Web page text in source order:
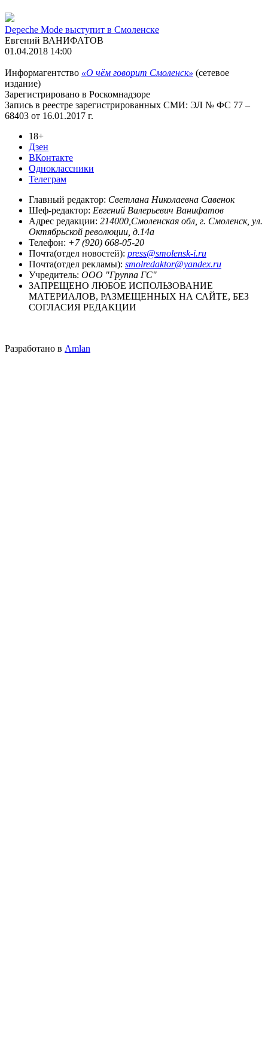
Depeche Mode выступит в Смоленске
Евгений ВАНИФАТОВ
01.04.2018 14:00
Информагентство «О чём говорит Смоленск» (сетевое
издание)
Зарегистрировано в Роскомнадзоре
Запись в реестре зарегистрированных СМИ: ЭЛ № ФС 77 –
68403 от 16.01.2017 г.
18+
Дзен
ВКонтакте
Одноклассники
Телеграм
Главный редактор: Светлана Николаевна Савенок
Шеф-редактор: Евгений Валерьевич Ванифатов
Адрес редакции: 214000,Смоленская обл, г. Смоленск, ул.
Октябрьской революции, д.14а
Телефон: +7 (920) 668-05-20
Почта(отдел новостей): press@smolensk-i.ru
Почта(отдел рекламы): smolredaktor@yandex.ru
Учредитель: ООО "Группа ГС"
ЗАПРЕЩЕНО ЛЮБОЕ ИСПОЛЬЗОВАНИЕ
МАТЕРИАЛОВ, РАЗМЕЩЕННЫХ НА САЙТЕ, БЕЗ
СОГЛАСИЯ РЕДАКЦИИ
Разработано в Amlan